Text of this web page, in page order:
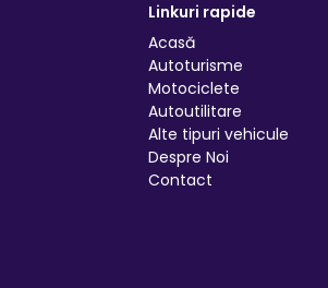
Linkuri rapide
Acasă
Autoturisme
Motociclete
Autoutilitare
Alte tipuri vehicule
Despre Noi
Contact